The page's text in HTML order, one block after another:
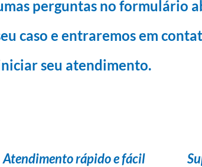
perguntas no formulário
caso e entraremos em
seu atendimento.
Atendimento rápido e fácil